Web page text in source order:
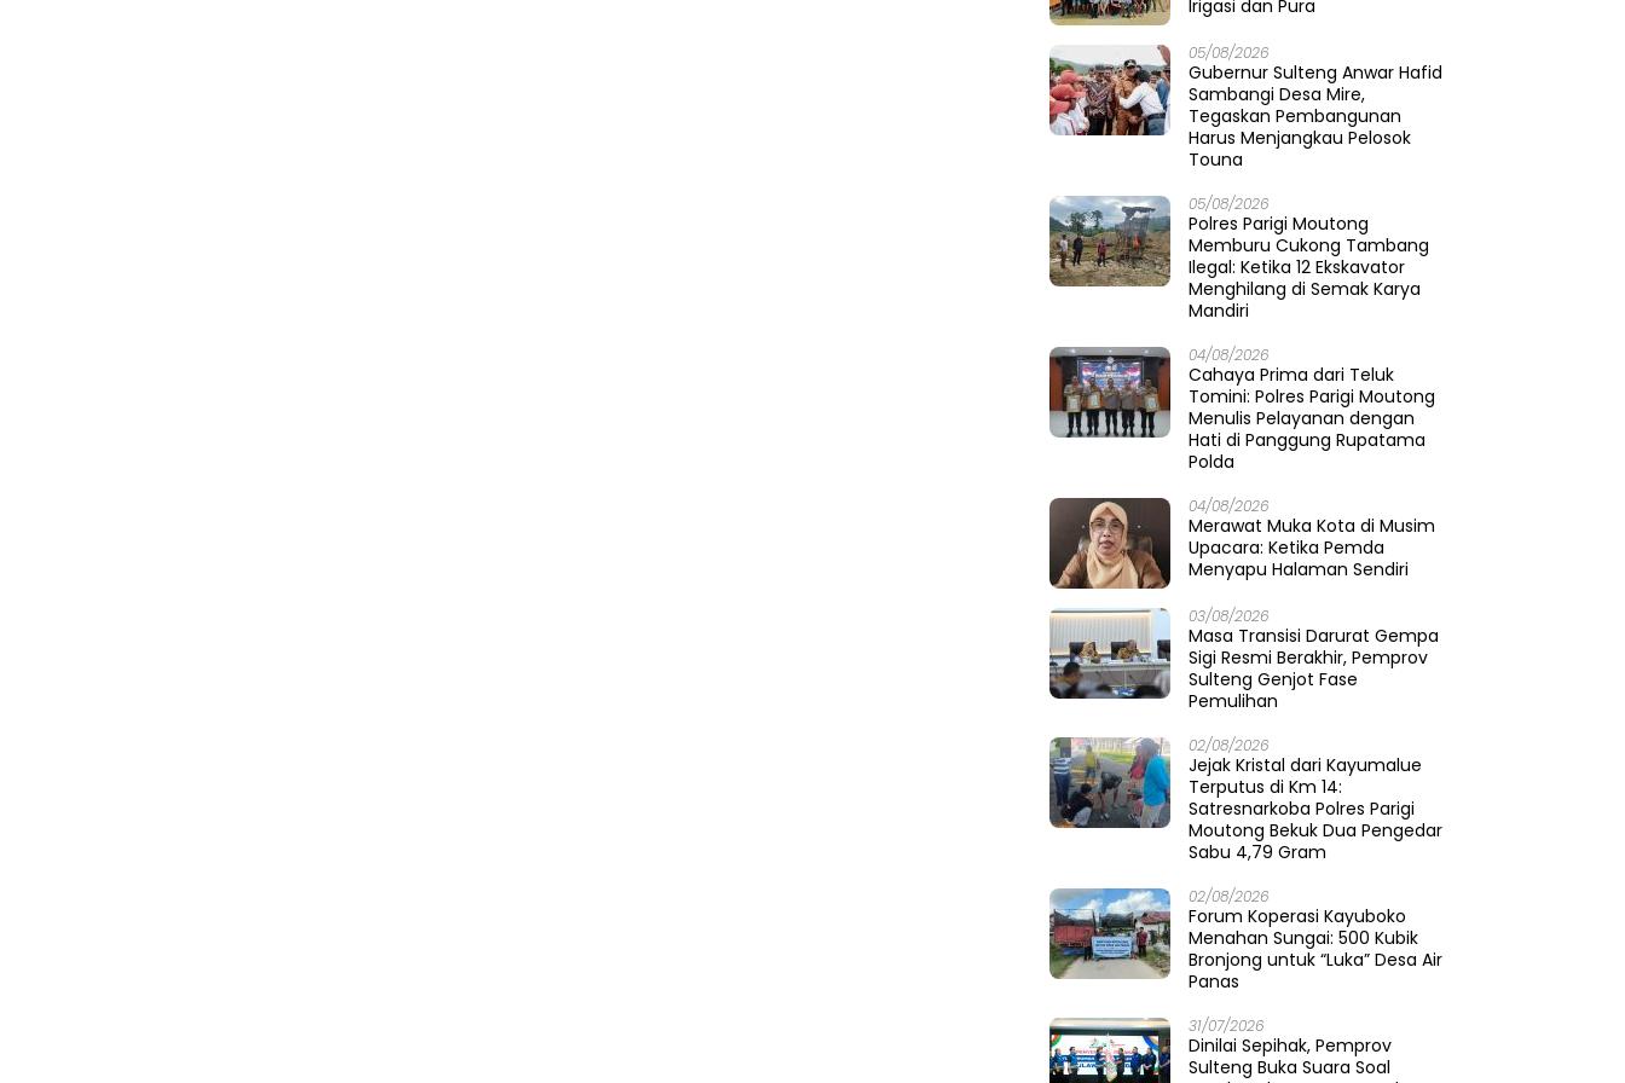
Irigasi dan Pura
05/08/2026
Gubernur Sulteng Anwar Hafid
Sambangi Desa Mire,
Tegaskan Pembangunan
Harus Menjangkau Pelosok
Touna
05/08/2026
Polres Parigi Moutong
Memburu Cukong Tambang
Ilegal: Ketika 12 Ekskavator
Menghilang di Semak Karya
Mandiri
04/08/2026
Cahaya Prima dari Teluk
Tomini: Polres Parigi Moutong
Menulis Pelayanan dengan
Hati di Panggung Rupatama
Polda
04/08/2026
Merawat Muka Kota di Musim
Upacara: Ketika Pemda
Menyapu Halaman Sendiri
03/08/2026
Masa Transisi Darurat Gempa
Sigi Resmi Berakhir, Pemprov
Sulteng Genjot Fase
Pemulihan
02/08/2026
Jejak Kristal dari Kayumalue
Terputus di Km 14:
Satresnarkoba Polres Parigi
Moutong Bekuk Dua Pengedar
Sabu 4,79 Gram
02/08/2026
Forum Koperasi Kayuboko
Menahan Sungai: 500 Kubik
Bronjong untuk “Luka” Desa Air
Panas
31/07/2026
Dinilai Sepihak, Pemprov
Sulteng Buka Suara Soal